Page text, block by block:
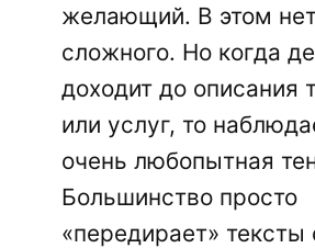
желающий. В этом
сложного. Но когда
доходит до описания
или услуг, то
очень любопытная
Большинство просто
«передирает» тексты